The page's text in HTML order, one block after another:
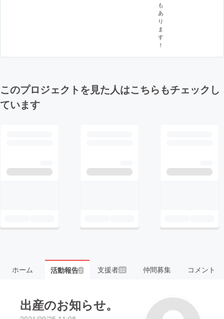
も
あ
り
ま
す
！
このプロジェクトを見た人はこちらもチェックし
ています
ホーム 活動報告2 支援者32 仲間募集 コメント
出産のお知らせ。